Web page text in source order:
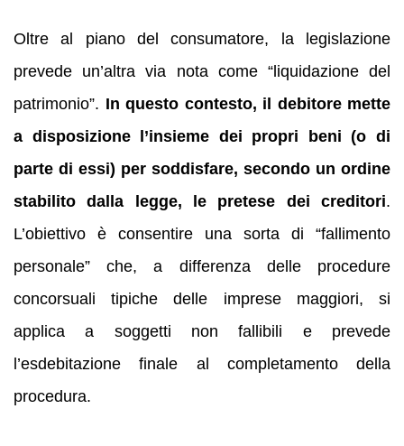
Oltre al piano del consumatore, la legislazione
prevede un’altra via nota come “liquidazione del
patrimonio”. In questo contesto, il debitore mette
a disposizione l’insieme dei propri beni (o di
parte di essi) per soddisfare, secondo un ordine
stabilito dalla legge, le pretese dei creditori.
L’obiettivo è consentire una sorta di “fallimento
personale” che, a differenza delle procedure
concorsuali tipiche delle imprese maggiori, si
applica a soggetti non fallibili e prevede
l’esdebitazione finale al completamento della
procedura.